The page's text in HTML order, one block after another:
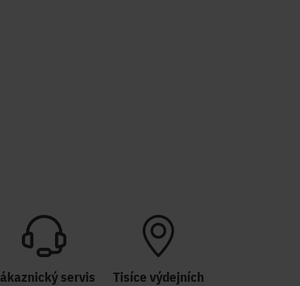
servis
Tisíce výdejních